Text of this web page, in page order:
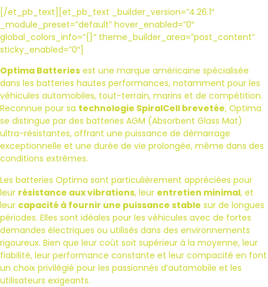
[/et_pb_text][et_pb_text _builder_version=”4.26.1″
_module_preset=”default” hover_enabled=”0″
global_colors_info=”{}” theme_builder_area=”post_content”
sticky_enabled=”0″]
Optima Batteries est une marque américaine spécialisée
dans les batteries hautes performances, notamment pour les
véhicules automobiles, tout-terrain, marins et de compétition.
Reconnue pour sa technologie SpiralCell brevetée, Optima
se distingue par des batteries AGM (Absorbent Glass Mat)
ultra-résistantes, offrant une puissance de démarrage
exceptionnelle et une durée de vie prolongée, même dans des
conditions extrêmes.
Les batteries Optima sont particulièrement appréciées pour
leur résistance aux vibrations, leur entretien minimal, et
leur capacité à fournir une puissance stable sur de longues
périodes. Elles sont idéales pour les véhicules avec de fortes
demandes électriques ou utilisés dans des environnements
rigoureux. Bien que leur coût soit supérieur à la moyenne, leur
fiabilité, leur performance constante et leur compacité en font
un choix privilégié pour les passionnés d’automobile et les
utilisateurs exigeants.